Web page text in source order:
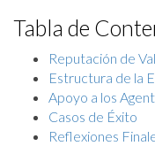
Tabla de
Reputación de
Estructura de la
Apoyo a los
Casos de Éxito
Reflexiones